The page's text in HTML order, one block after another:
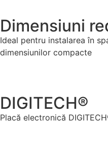
Dimensiuni
Ideal pentru instalarea în
dimensiunilor compacte
DIGITECH®
Placă electronică